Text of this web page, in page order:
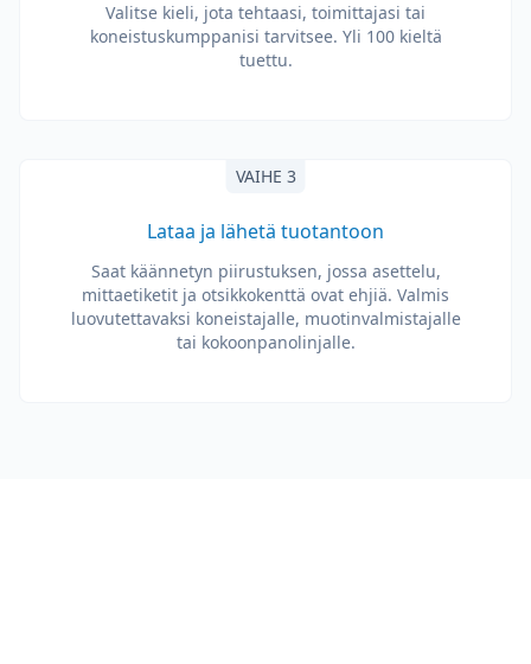
Valitse kieli, jota tehtaasi, toimittajasi tai
koneistuskumppanisi tarvitsee. Yli 100 kieltä
tuettu.
VAIHE 3
Lataa ja lähetä tuotantoon
Saat käännetyn piirustuksen, jossa asettelu,
mittaetiketit ja otsikkokenttä ovat ehjiä. Valmis
luovutettavaksi koneistajalle, muotinvalmistajalle
tai kokoonpanolinjalle.